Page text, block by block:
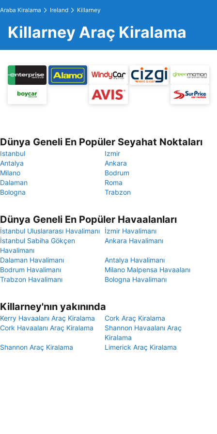
Araba Kiralama Ireland Killarney
Killarney Araç Kiralama
Dünya Geneli En Popüler Seyahat Noktaları
Istanbul
Izmir
Antalya
Ankara
Milano
Bodrum
Dalaman
Roma
Bologna
Trabzon
Dünya Geneli En Popüler Havaalanları
İstanbul Uluslararası Havalimanı
İzmir Havalimanı
İstanbul Sabiha Gökçen
Havalimanı
Ankara Havalimanı
Dalaman Havalimanı
Antalya Havalimanı
Bodrum Havalimanı
Milano Malpensa Havaalanı
Trabzon Havalimanı
Bologna Havalimanı
Killarney'nın yakınında
Kerry Havaalanı Araç Kiralama
Cork Araç Kiralama
Cork Havaalanı Araç Kiralama
Shannon Havaalanı Araç
Kiralama
Shannon Araç Kiralama
Limerick Araç Kiralama